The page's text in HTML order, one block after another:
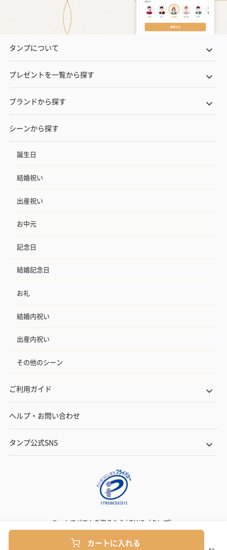
カートに入れる
タンプについて
プレゼントを一覧から探す
ブランドから探す
シーンから探す
誕生日
結婚祝い
出産祝い
お中元
記念日
結婚記念日
お礼
結婚内祝い
出産内祝い
その他のシーン
ご利用ガイド
ヘルプ・お問い合わせ
タンプ公式SNS
ネットでギフトを贈るなら | TANP（タンプ）